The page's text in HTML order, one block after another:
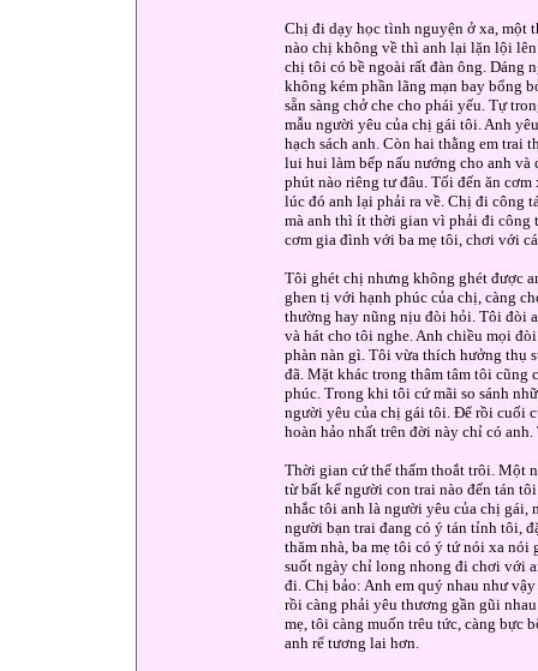
Chị đi dạy học tình nguyện ở xa, một
nào chị không về thì anh lại lặn lội
chị tôi có bề ngoài rất đàn ông. Dáng
không kém phần lãng mạn bay bổng
sẵn sàng chở che cho phái yếu. Tự
mẫu người yêu của chị gái tôi. Anh
hạch sách anh. Còn hai thằng em
lui hui làm bếp nấu nướng cho anh
phút nào riêng tư đâu. Tối đến ăn
lúc đó anh lại phải ra về. Chị đi công
mà anh thì ít thời gian vì phải đi công
cơm gia đình với ba mẹ tôi, chơi với
Tôi ghét chị nhưng không ghét được
ghen tị với hạnh phúc của chị, càng
thường hay nũng nịu đòi hỏi. Tôi đòi
và hát cho tôi nghe. Anh chiều mọi
phàn nàn gì. Tôi vừa thích hưởng thụ
đã. Mặt khác trong thâm tâm tôi cũng
phúc. Trong khi tôi cứ mãi so sánh
người yêu của chị gái tôi. Để rồi cuối
hoàn hảo nhất trên đời này chỉ có
Thời gian cứ thế thấm thoắt trôi. Một
từ bất kể người con trai nào đến tán
nhắc tôi anh là người yêu của chị gái,
người bạn trai đang có ý tán tỉnh tôi,
thăm nhà, ba mẹ tôi có ý tứ nói xa
suốt ngày chỉ long nhong đi chơi với
đi. Chị bảo: Anh em quý nhau như
rồi càng phải yêu thương gần gũi
mẹ, tôi càng muốn trêu tức, càng bực
anh rể tương lai hơn.